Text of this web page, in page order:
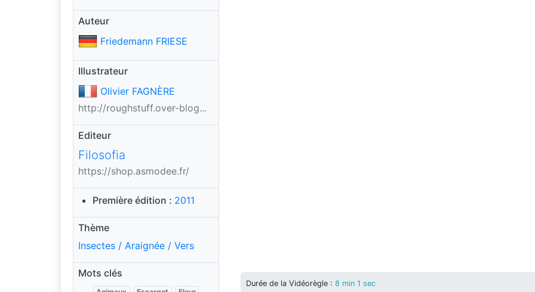
Auteur
Friedemann FRIESE
Illustrateur
Olivier FAGNÈRE
http://roughstuff.over-blog...
Editeur
Filosofia
https://shop.asmodee.fr/
Première édition : 2011
Thème
Insectes / Araignée / Vers
Mots clés
Durée de la Vidéorègle : 8 min 1 sec